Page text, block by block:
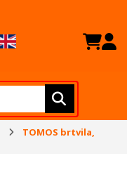
TOMOS brtvila,